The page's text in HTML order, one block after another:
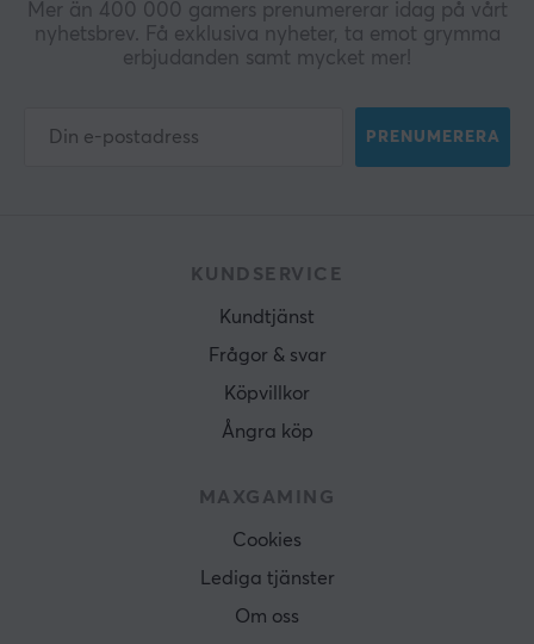
Mer än 400 000 gamers prenumererar idag på vårt
nyhetsbrev. Få exklusiva nyheter, ta emot grymma
erbjudanden samt mycket mer!
PRENUMERERA
KUNDSERVICE
Kundtjänst
Frågor & svar
Köpvillkor
Ångra köp
MAXGAMING
Cookies
Lediga tjänster
Om oss